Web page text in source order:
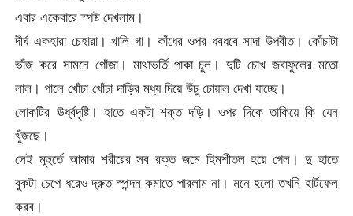
এবার একেবারে স্পষ্ট দেখলাম।
দীর্ঘ একহারা চেহারা। খালি গা। কাঁধের ওপর ধবধবে সাদা উপবীত। কোঁচাটা
ভাঁজ করে সামনে গোঁজা। মাথাভর্তি পাকা চুল। দুটি চোখ জবাফুলের মতো
লাল। গালে খোঁচা খোঁচা দাড়ির মধ্য দিয়ে উঁচু চোয়াল দেখা যাচ্ছে।
লোকটির ঊর্ধ্বদৃষ্টি। হাতে একটা শক্ত দড়ি। ওপর দিকে তাকিয়ে কি যেন
খুঁজছে।
সেই মূহুর্তে আমার শরীরের সব রক্ত জমে হিমশীতল হয়ে গেল। দু হাতে
বুকটা চেপে ধরেও দ্রুত স্পন্দন কমাতে পারলাম না। মনে হলো তখনি হার্টফেল
করব।